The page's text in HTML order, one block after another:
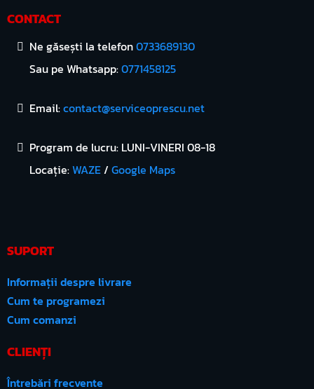
CONTACT
Ne găsești la telefon0733689130
Sau pe Whatsapp:0771458125
Email:contact@serviceoprescu.net
Program de lucru: LUNI-VINERI 08-18
Locație:WAZE/ Google Maps
SUPORT
Informații despre livrare
Cum te programezi
Cum comanzi
CLIENȚI
Întrebări frecvente